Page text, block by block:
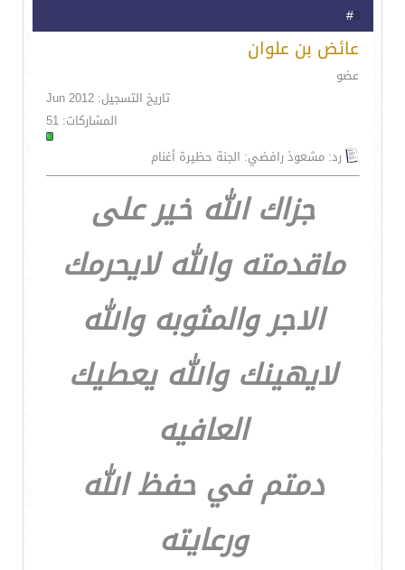
8
عائض بن علوان
عضو
تاريخ التسجيل: Jun 2012
المشاركات: 51
رد: مشعوذ رافضي: الجنة حظيرة أغنام
جزاك الله خير على
ماقدمته والله لايحرمك
الاجر والمثوبه والله
لايهينك والله يعطيك
العافيه
دمتم في حفظ الله
ورعايته